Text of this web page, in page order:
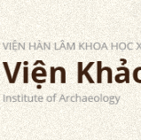
Nhảy
đến
nội
dung